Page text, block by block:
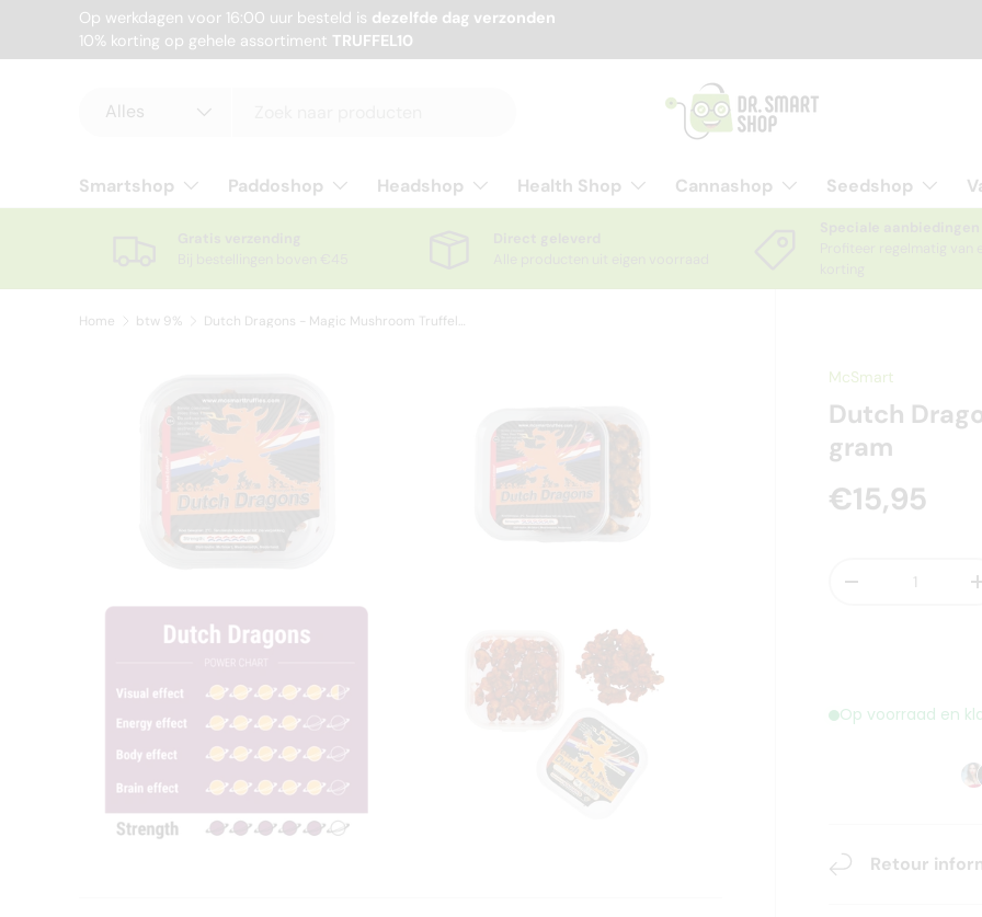
Ga naar inhoud
Op werkdagen voor 16:00 uur besteld is dezelfde dag verzonden
10% korting op gehele assortiment TRUFFEL10
Alles
Smartshop Paddoshop Headshop Health Shop Cannashop Seedshop
Home btw 9% Dutch Dragons - Magic Mushroom Truffels 15 gram
McSmart
Dutch
gram
€15,95
-
Op voorraad en
Retour